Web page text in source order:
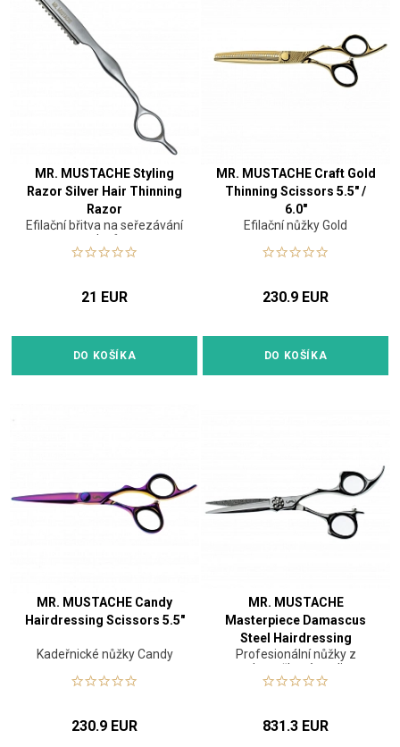
MR. MUSTACHE Styling
Razor Silver Hair Thinning
Razor
Efilační břitva na seřezávání
vlasů
21 EUR
DO KOŠÍKA
MR. MUSTACHE Craft Gold
Thinning Scissors 5.5" /
6.0"
Efilační nůžky Gold
230.9 EUR
DO KOŠÍKA
MR. MUSTACHE Candy
Hairdressing Scissors 5.5"
Kadeřnické nůžky Candy
230.9 EUR
MR. MUSTACHE
Masterpiece Damascus
Steel Hairdressing
Scissors 5.5" / 6.0" / 6.5"
Profesionální nůžky z
damaškové oceli
831.3 EUR